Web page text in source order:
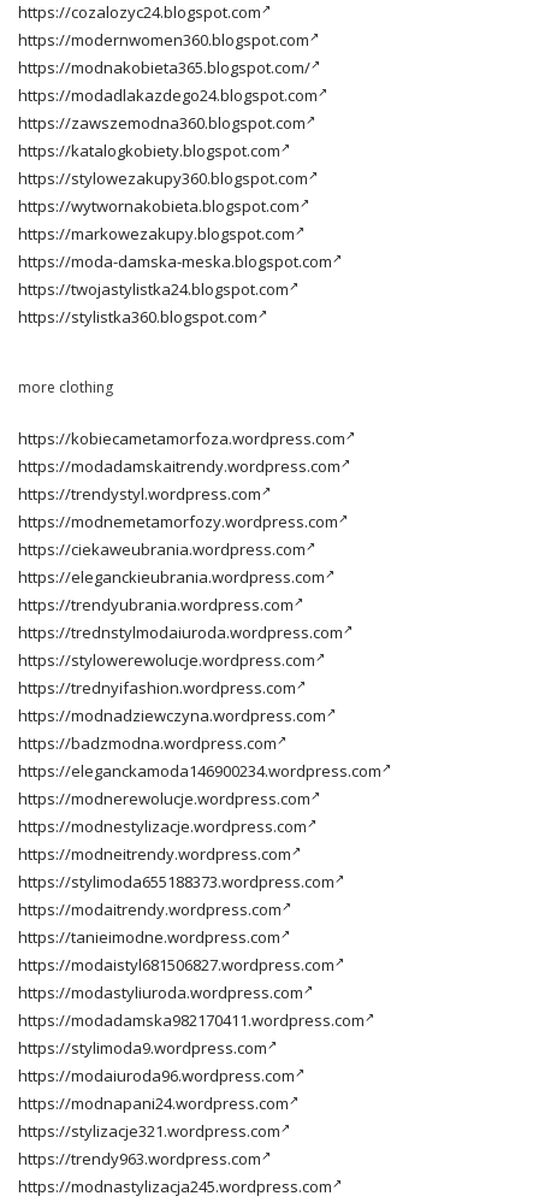
https://cozalozyc24.blogspot.com
https://modernwomen360.blogspot.com
https://modnakobieta365.blogspot.com/
https://modadlakazdego24.blogspot.com
https://zawszemodna360.blogspot.com
https://katalogkobiety.blogspot.com
https://stylowezakupy360.blogspot.com
https://wytwornakobieta.blogspot.com
https://markowezakupy.blogspot.com
https://moda-damska-meska.blogspot.com
https://twojastylistka24.blogspot.com
https://stylistka360.blogspot.com
more clothing
https://kobiecametamorfoza.wordpress.com
https://modadamskaitrendy.wordpress.com
https://trendystyl.wordpress.com
https://modnemetamorfozy.wordpress.com
https://ciekaweubrania.wordpress.com
https://eleganckieubrania.wordpress.com
https://trendyubrania.wordpress.com
https://trednstylmodaiuroda.wordpress.com
https://stylowerewolucje.wordpress.com
https://trednyifashion.wordpress.com
https://modnadziewczyna.wordpress.com
https://badzmodna.wordpress.com
https://eleganckamoda146900234.wordpress.com
https://modnerewolucje.wordpress.com
https://modnestylizacje.wordpress.com
https://modneitrendy.wordpress.com
https://stylimoda655188373.wordpress.com
https://modaitrendy.wordpress.com
https://tanieimodne.wordpress.com
https://modaistyl681506827.wordpress.com
https://modastyliuroda.wordpress.com
https://modadamska982170411.wordpress.com
https://stylimoda9.wordpress.com
https://modaiuroda96.wordpress.com
https://modnapani24.wordpress.com
https://stylizacje321.wordpress.com
https://trendy963.wordpress.com
https://modnastylizacja245.wordpress.com